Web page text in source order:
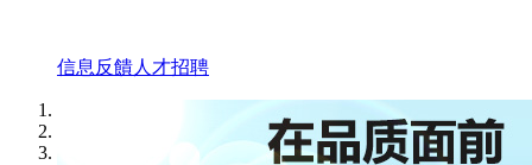
信息反饋人才招聘